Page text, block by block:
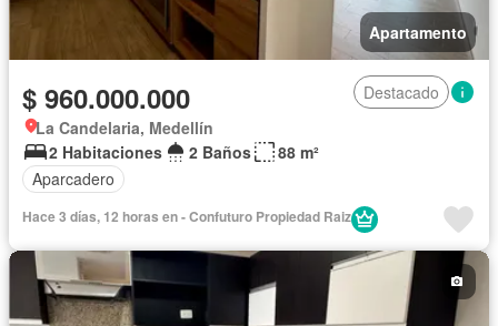
Apartamento
$ 960.000.000
Destacado
La Candelaria, Medellín
2 Habitaciones
2 Baños
88 m²
Aparcadero
Hace 3 días, 12 horas en - Confuturo Propiedad Raiz